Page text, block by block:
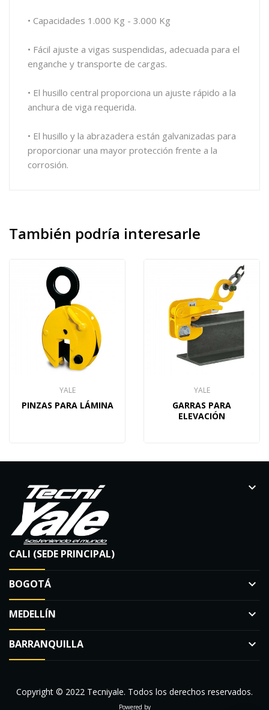
• Capacidades 1.000 Kg - 3.000 Kg
• Fácil ajuste a vigas suspendidas, adecuada para el
enganche y transporte de cargas.
• El husillo central proporciona un ajuste rápido a la
anchura de viga requerida.
• El husillo y la abrazadera están galvanizadas para
proporcionar una mayor protección frente a la
corrosión.
También podría interesarle
YALE
PINZAS PARA LÁMINA
YALE
GARRAS PARA
ELEVACIÓN
CALI (SEDE PRINCIPAL)
keyboard_arrow_down
BOGOTÁ keyboard_arrow_down
MEDELLÍN keyboard_arrow_down
BARRANQUILLA keyboard_arrow_down
Copyright © 2022 Tecniyale. Todos los derechos reservados.
Powered by